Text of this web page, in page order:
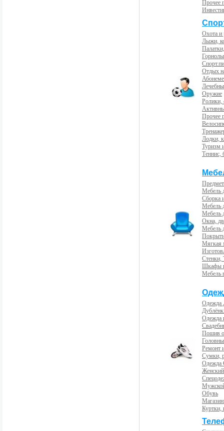
Прочее
Охота и
Лыжи,
Отдых
Оружие
Ролики,
Прочее
Лодки,
Туризм
Теннис,
Мебель
Сборка
Мебель
Мебель
Окна,
Мебель
Мягкая
Стенки,
Шкафы
Мебель
Одежда
Одежда
Пошив
Ремонт
Сумки,
Одежда
Обувь
Куртки,